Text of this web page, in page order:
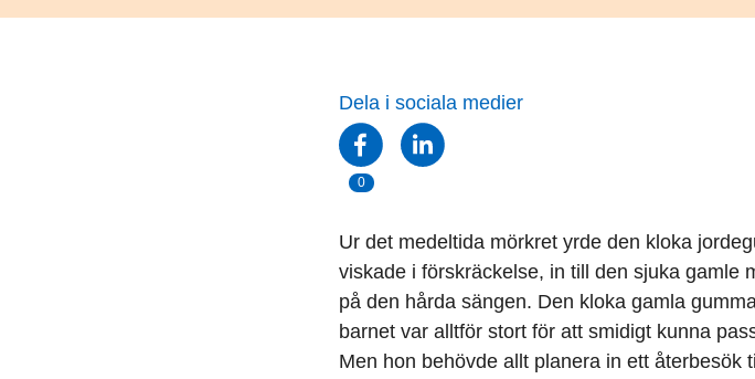
Dela i sociala medier
0
Ur det medeltida mörkret yrde den kloka
viskade i förskräckelse, in till den sjuka gamle
på den hårda sängen. Den kloka gamla
barnet var alltför stort för att smidigt kunna
Men hon behövde allt planera in ett